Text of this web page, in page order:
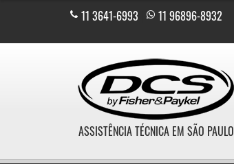
11 3641-6993 11 96896-8932
ASSISTÊNCIA TÉCNICA EM SÃO PAULO